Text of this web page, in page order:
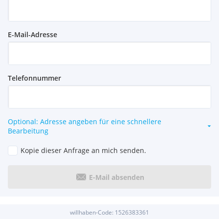
E-Mail-Adresse
Telefonnummer
Optional: Adresse angeben für eine schnellere
Bearbeitung
Kopie dieser Anfrage an mich senden.
E-Mail absenden
willhaben-Code: 1526383361